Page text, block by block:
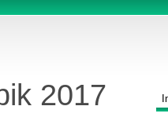
2017